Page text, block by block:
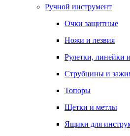
Ручной инструмент
Очки защитные
Ножи и лезвия
Рулетки, линейки
Струбцины и
Топоры
Щетки и метлы
Ящики для